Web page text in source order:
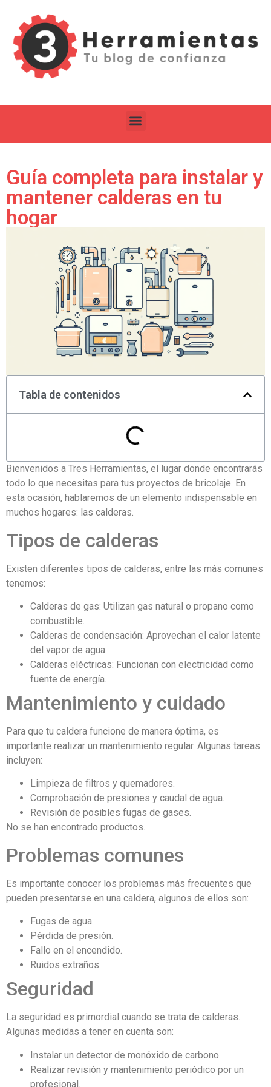
Guía completa para instalar y
mantener calderas en tu
hogar
Tabla de contenidos
Bienvenidos a Tres Herramientas, el lugar donde encontrarás
todo lo que necesitas para tus proyectos de bricolaje. En
esta ocasión, hablaremos de un elemento indispensable en
muchos hogares: las calderas.
Tipos de calderas
Existen diferentes tipos de calderas, entre las más comunes
tenemos:
Calderas de gas: Utilizan gas natural o propano como
combustible.
Calderas de condensación: Aprovechan el calor latente
del vapor de agua.
Calderas eléctricas: Funcionan con electricidad como
fuente de energía.
Mantenimiento y cuidado
Para que tu caldera funcione de manera óptima, es
importante realizar un mantenimiento regular. Algunas tareas
incluyen:
Limpieza de filtros y quemadores.
Comprobación de presiones y caudal de agua.
Revisión de posibles fugas de gases.
No se han encontrado productos.
Problemas comunes
Es importante conocer los problemas más frecuentes que
pueden presentarse en una caldera, algunos de ellos son:
Fugas de agua.
Pérdida de presión.
Fallo en el encendido.
Ruidos extraños.
Seguridad
La seguridad es primordial cuando se trata de calderas.
Algunas medidas a tener en cuenta son:
Instalar un detector de monóxido de carbono.
Realizar revisión y mantenimiento periódico por un
profesional.